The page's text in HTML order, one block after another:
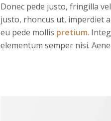
Donec pede justo, fringilla
justo, rhoncus ut, imperdiet
eu pede mollis pretium.
elementum semper nisi.